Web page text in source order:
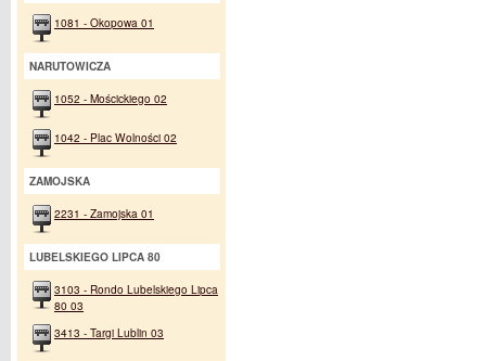
1081 - Okopowa 01
NARUTOWICZA
1052 - Mościckiego 02
1042 - Plac Wolności 02
ZAMOJSKA
2231 - Zamojska 01
LUBELSKIEGO LIPCA 80
3103 - Rondo Lubelskiego Lipca
80 03
3413 - Targi Lublin 03